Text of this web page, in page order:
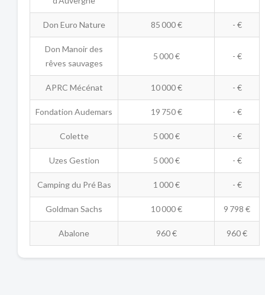
Don Euro Nature 85 000 € - €
Don Manoir des
rêves sauvages
5 000 € - €
APRC Mécénat 10 000 € - €
Fondation Audemars 19 750 € - €
Colette 5 000 € - €
Uzes Gestion 5 000 € - €
Camping du Pré Bas 1 000 € - €
Goldman Sachs 10 000 € 9 798 €
Abalone 960 € 960 €